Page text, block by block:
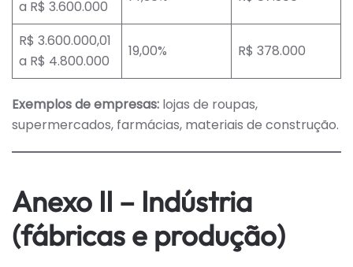
a R$ 3.600.000
R$ 3.600.000,01
a R$ 4.800.000
19,00% R$ 378.000
Exemplos de empresas: lojas de roupas,
supermercados, farmácias, materiais de construção.
Anexo II – Indústria
(fábricas e produção)